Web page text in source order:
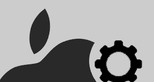
in Ukraine